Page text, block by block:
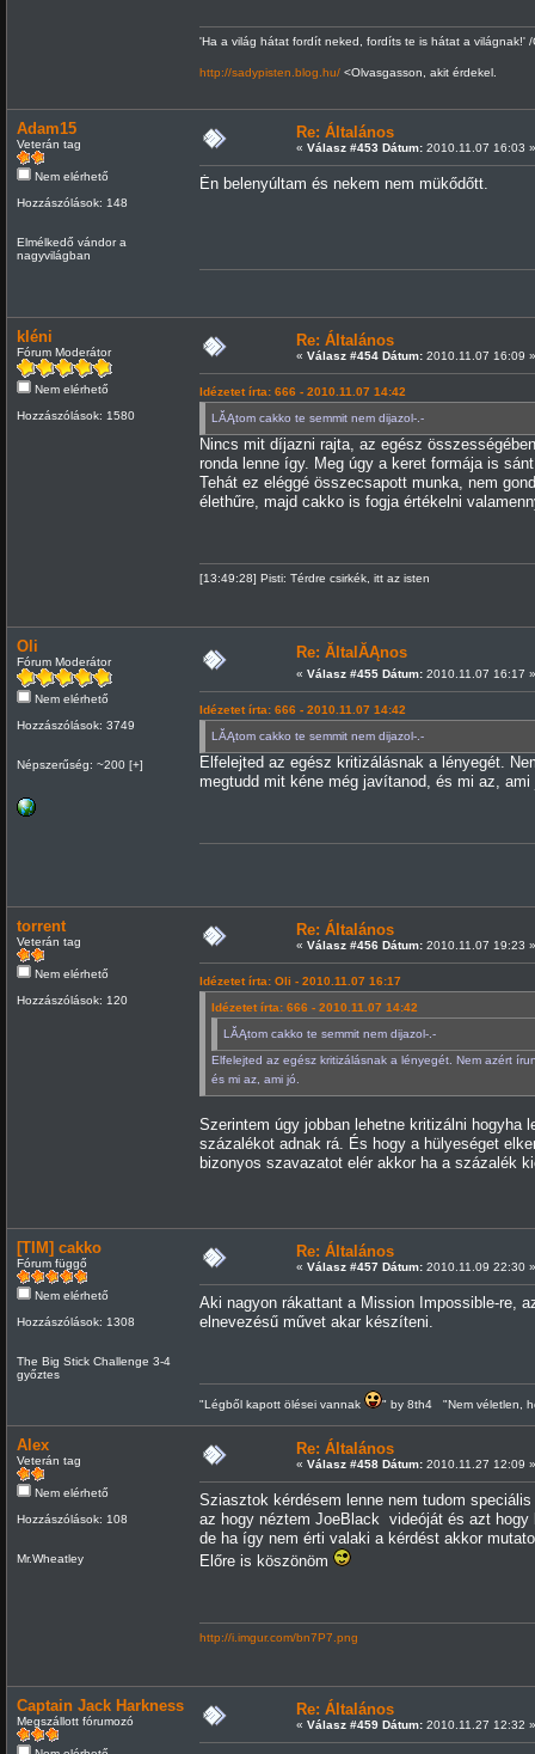
'Ha a világ hátat fordít neked, fordíts te is hátat a világnak!' /
http://sadypisten.blog.hu/<Olvasgasson, akit érdekel.
Adam15
Veterán tag
Nem elérhető
Hozzászólások: 148
Elmélkedő vándor a
nagyvilágban
Re: Általános
« Válasz #453 Dátum:2010.11.07 16:03 »
Én belenyúltam és nekem nem mükődőtt.
kléni
Fórum Moderátor
Nem elérhető
Hozzászólások: 1580
Re: Általános
« Válasz #454 Dátum:2010.11.07 16:09 »
Idézetet írta: 666 - 2010.11.07 14:42
LĂĄtom cakko te semmit nem dijazol-.-
Nincs mit díjazni rajta, az egész
ronda lenne így. Meg úgy a keret formája is
Tehát ez eléggé összecsapott munka, nem
élethűre, majd cakko is fogja értékelni
[13:49:28] Pisti: Térdre csirkék, itt az isten
Oli
Fórum Moderátor
Nem elérhető
Hozzászólások: 3749
Népszerűség: ~200 [+]
Re: ĂltalĂĄnos
« Válasz #455 Dátum:2010.11.07 16:17 »
Idézetet írta: 666 - 2010.11.07 14:42
LĂĄtom cakko te semmit nem dijazol-.-
Elfelejted az egész kritizálásnak a lényegét.
megtudd mit kéne még javítanod, és mi az, ami
torrent
Veterán tag
Nem elérhető
Hozzászólások: 120
Re: Általános
« Válasz #456 Dátum:2010.11.07 19:23 »
Idézetet írta: Oli - 2010.11.07 16:17
Idézetet írta: 666 - 2010.11.07 14:42
LĂĄtom cakko te semmit nem dijazol-.-
Elfelejted az egész kritizálásnak a lényegét. Nem azért
és mi az, ami jó.
Szerintem úgy jobban lehetne kritizálni hogyha
százalékot adnak rá. És hogy a hülyeséget
bizonyos szavazatot elér akkor ha a százalék
[TIM] cakko
Fórum függő
Nem elérhető
Hozzászólások: 1308
The Big Stick Challenge 3-4
győztes
Re: Általános
« Válasz #457 Dátum:2010.11.09 22:30 »
Aki nagyon rákattant a Mission Impossible-re,
elnevezésű művet akar készíteni.
"Légből kapott ölései vannak " by 8th4 "Nem véletlen,
Alex
Veterán tag
Nem elérhető
Hozzászólások: 108
Mr.Wheatley
Re: Általános
« Válasz #458 Dátum:2010.11.27 12:09 »
Sziasztok kérdésem lenne nem tudom
az hogy néztem JoeBlack videóját és azt hogy
de ha így nem érti valaki a kérdést akkor
Előre is köszönöm
http://i.imgur.com/bn7P7.png
Captain Jack Harkness
Megszállott fórumozó
Re: Általános
« Válasz #459 Dátum:2010.11.27 12:32 »